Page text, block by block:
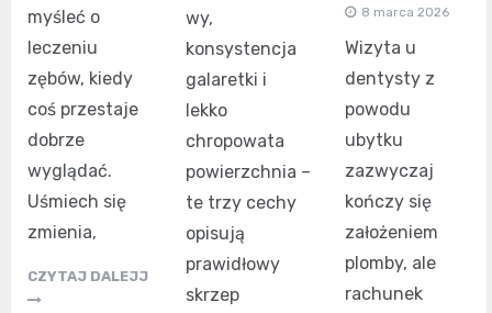
myśleć o
leczeniu
zębów, kiedy
coś przestaje
dobrze
wyglądać.
Uśmiech się
zmienia,
CZYTAJ DALEJJ
wy,
konsystencja
galaretki i
lekko
chropowata
powierzchnia –
te trzy cechy
opisują
prawidłowy
skrzep
8 marca 2026
Wizyta u
dentysty z
powodu
ubytku
zazwyczaj
kończy się
założeniem
plomby, ale
rachunek